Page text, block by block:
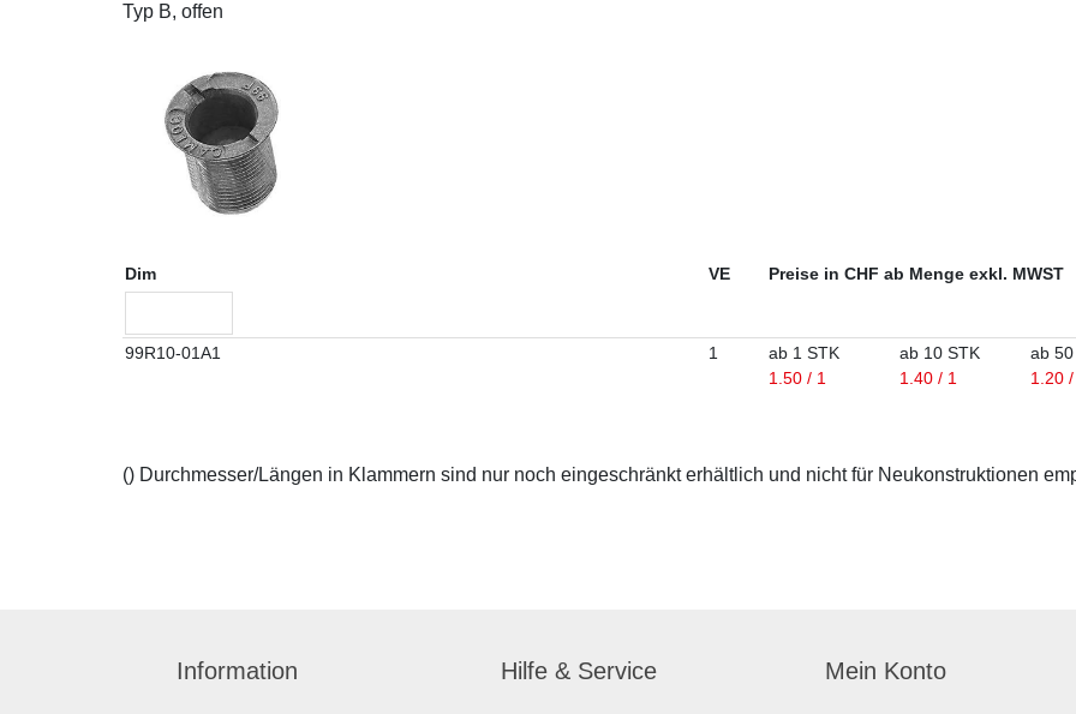
Typ B, offen
Dim VE Preise in CHF ab Menge exkl. MWST
99R10-01A1 1
ab 1 STK
1.50 / 1
ab 10 STK
1.40 / 1
ab
1.20 /
() Durchmesser/Längen in Klammern sind nur noch eingeschränkt erhältlich und nicht für Neukonstruktionen
Information Hilfe & Service Mein Konto